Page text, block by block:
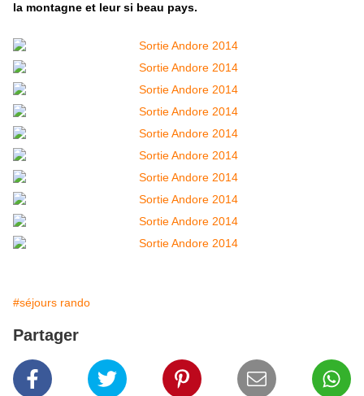
la montagne et leur si beau pays.
#séjours rando
Partager